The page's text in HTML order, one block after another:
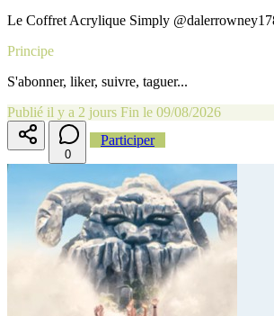
Le Coffret Acrylique Simply
Principe
S'abonner, liker, suivre, taguer...
Publié il y a 2 jours Fin le 09/08/2026
0
Participer